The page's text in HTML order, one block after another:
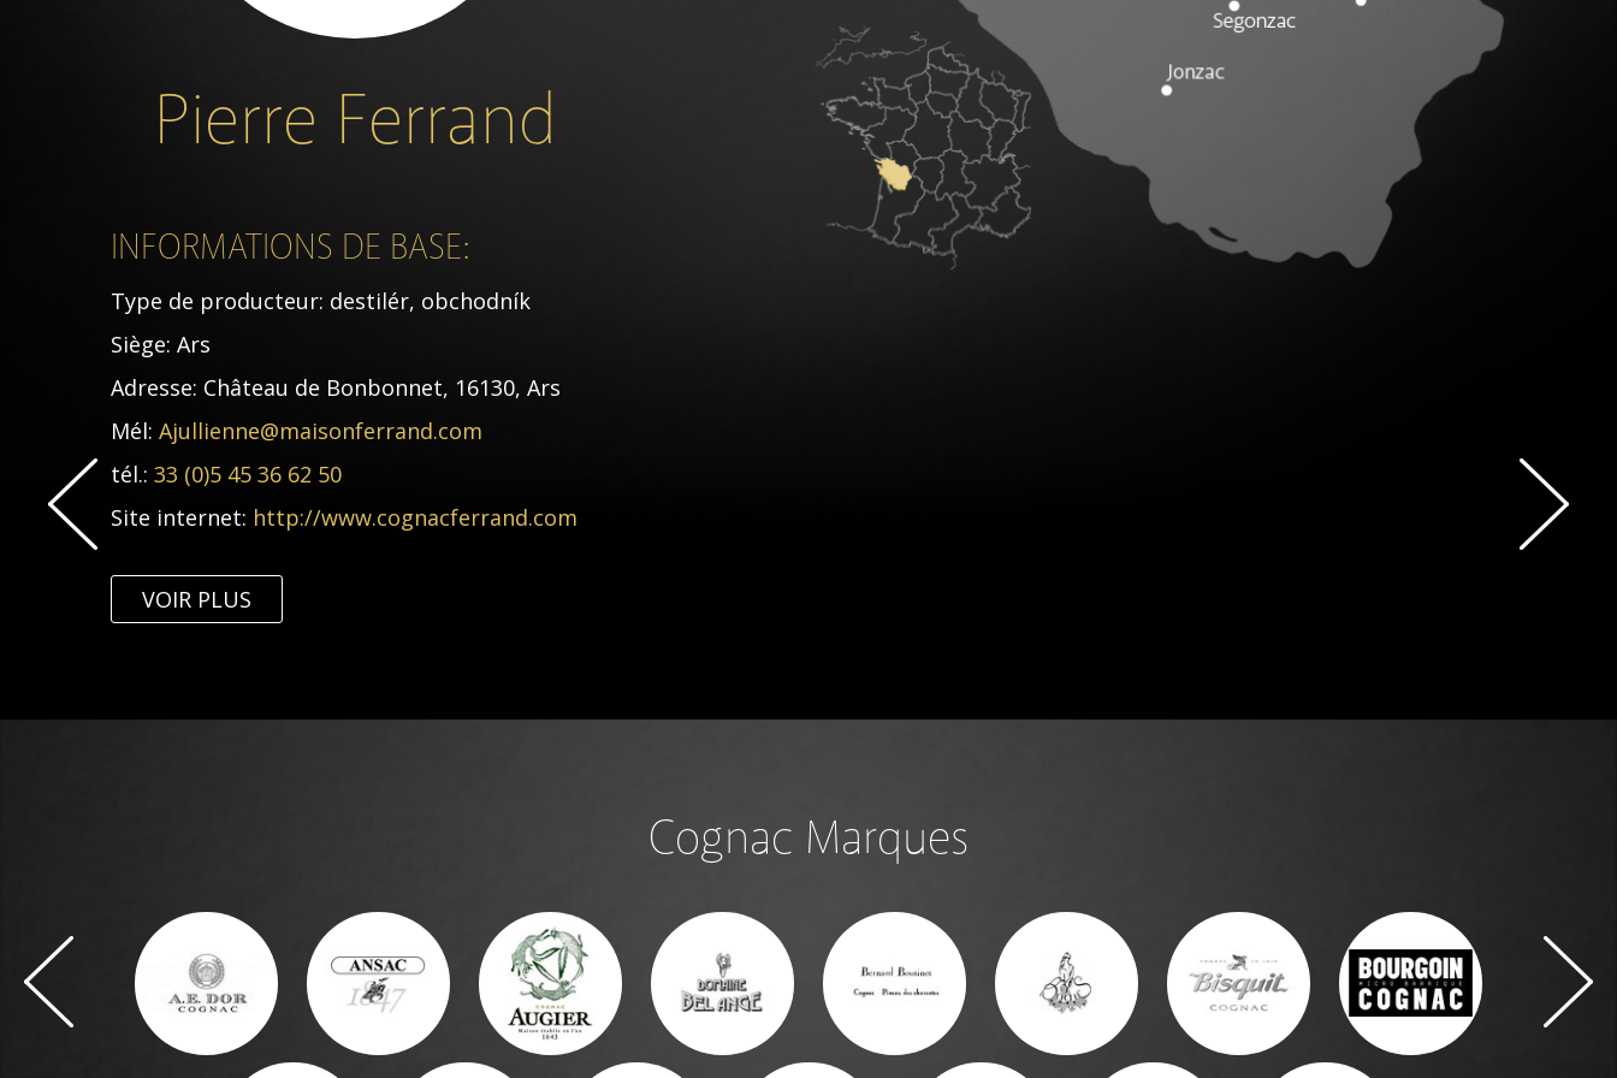
Pierre Ferrand
INFORMATIONS DE BASE:
Type de producteur: destilér, obchodník
Siège: Ars
Adresse: Château de Bonbonnet, 16130, Ars
Mél: Ajullienne@maisonferrand.com
tél.: 33 (0)5 45 36 62 50
Site internet: http://www.cognacferrand.com
VOIR PLUS
Cognac Marques